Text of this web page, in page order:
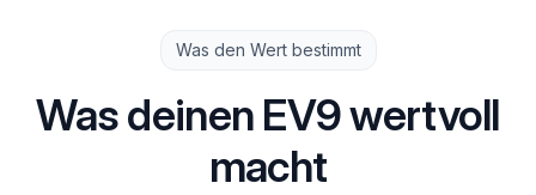
Was den Wert bestimmt
Was deinen EV9 wertvoll
macht